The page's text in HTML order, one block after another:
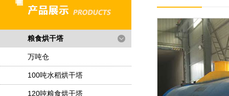
粮食烘干塔
万吨仓
100吨水稻烘干塔
120吨粮食烘干塔